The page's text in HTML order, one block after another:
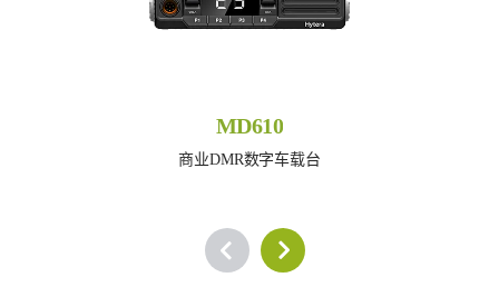
MD610
商业DMR数字车载台